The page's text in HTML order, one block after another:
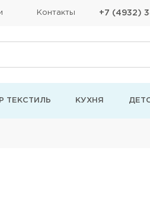
Контакты +7 (4932)
ТЕКСТИЛЬ КУХНЯ